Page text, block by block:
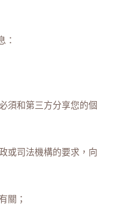
：
須和第三方分享您的個
或司法機構的要求，向
關；